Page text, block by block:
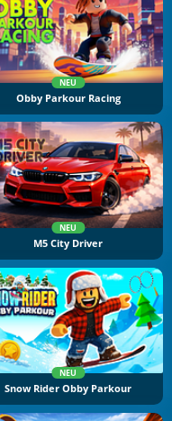
NEU
Obby Parkour Racing
NEU
M5 City Driver
NEU
Snow Rider Obby Parkour